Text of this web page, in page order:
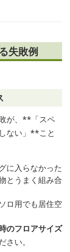
失敗例
が、**「スペ
ない」**こと
に入らなかった
とうまく組み合
ロ用でも居住空
のフロアサイズ
い。